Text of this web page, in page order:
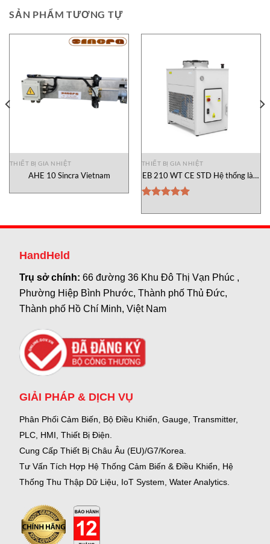
SẢN PHẨM TƯƠNG TỰ
THIẾT BỊ GIA NHIỆT
AHE 10 Sincra Vietnam
THIẾT BỊ GIA NHIỆT
EB 210 WT CE STD Hệ thống làm
mát Pfannenberg Vietnam
hạng5.00
5 sao
HandHeld
Trụ sở chính:66 đường 36 Khu Đô Thị Vạn Phúc ,
Phường Hiệp Bình Phước, Thành phố Thủ Đức,
Thành phố Hồ Chí Minh, Việt Nam
GIẢI PHÁP & DỊCH VỤ
Phân Phối Cảm Biến, Bộ Điều Khiển, Gauge, Transmitter,
PLC, HMI, Thiết Bị Điện.
Cung Cấp Thiết Bị Châu Âu (EU)/G7/Korea.
Tư Vấn Tích Hợp Hệ Thống Cảm Biến & Điều Khiển, Hệ
Thống Thu Thập Dữ Liệu, IoT System, Water Analytics.